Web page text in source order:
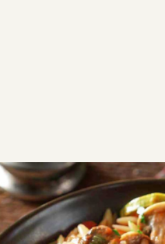
ΣΥΝΤΑΓΕΣ ΑΛΜΥΡΑ ΛΑΧΑΝΙΚΑ
Κριθαράκι με
κολοκυθάκια